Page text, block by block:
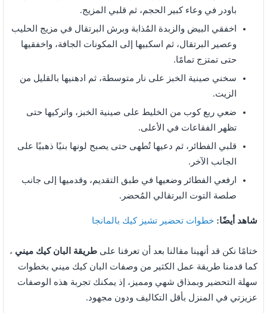
باودر في وعاء كبير الحجم، ثم قلبي المزيج.
اخفقي البيض والزبدة المُذابة وبرش البرتقال في مزيج الحليب
وعصير البرتقال، ثم اسكبيها إلى المكونات الجافة، واخفقيها
حتى تمتزج تمامًا.
سخني صينية الخبز على نار متوسطة، ثم ادهنيها بالقليل من
الزيت.
ضعي ربع كوب من الخليط على صينية الخبز، واتركيها حتى
تظهر الفقاعات في الأعلى.
قلبي الفطائر، ثم دعيها تُطهى حتى يصبح لونها بنيًا ذهبيًا على
الجانب الآخر.
ارفعي الفطائر وضعيها في طبق التقديم، وقدميها إلى جانب
صلصة التوت البرتقالي المُحضر.
شاهد أيضًا: خطوات تحضير تشيز كيك بالمانجا
ختامًا نكن قد أنهينا مقالنا بعد أن تعرفنا على طريقة البان كيك ميني ،
كما قدمنا طريقة عمل الكثير من وصفات البان كيك ميني بخطوات
سهلة التحضير وبمذاق شهي ومميز، إذ يمكنك تجربة هذه الوصفات
عزيزتي في المنزل بأقل التكاليف ودون مجهود.